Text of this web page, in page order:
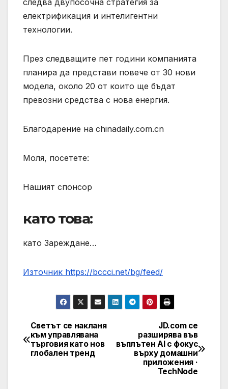
електрификация и интелигентни
технологии.
През следващите пет години компанията
планира да представи повече от 30 нови
модела, около 20 от които ще бъдат
превозни средства с нова енергия.
Благодарение на chinadaily.com.cn
Моля, посетете:
Нашият спонсор
като това:
като Зареждане…
Източник https://bccci.net/bg/feed/
Post
navigation
JD.com се
разширява във
въплътен AI с фокус
върху домашни
приложения ·
TechNode
Светът се накланя
към управлявана
търговия като нов
глобален тренд